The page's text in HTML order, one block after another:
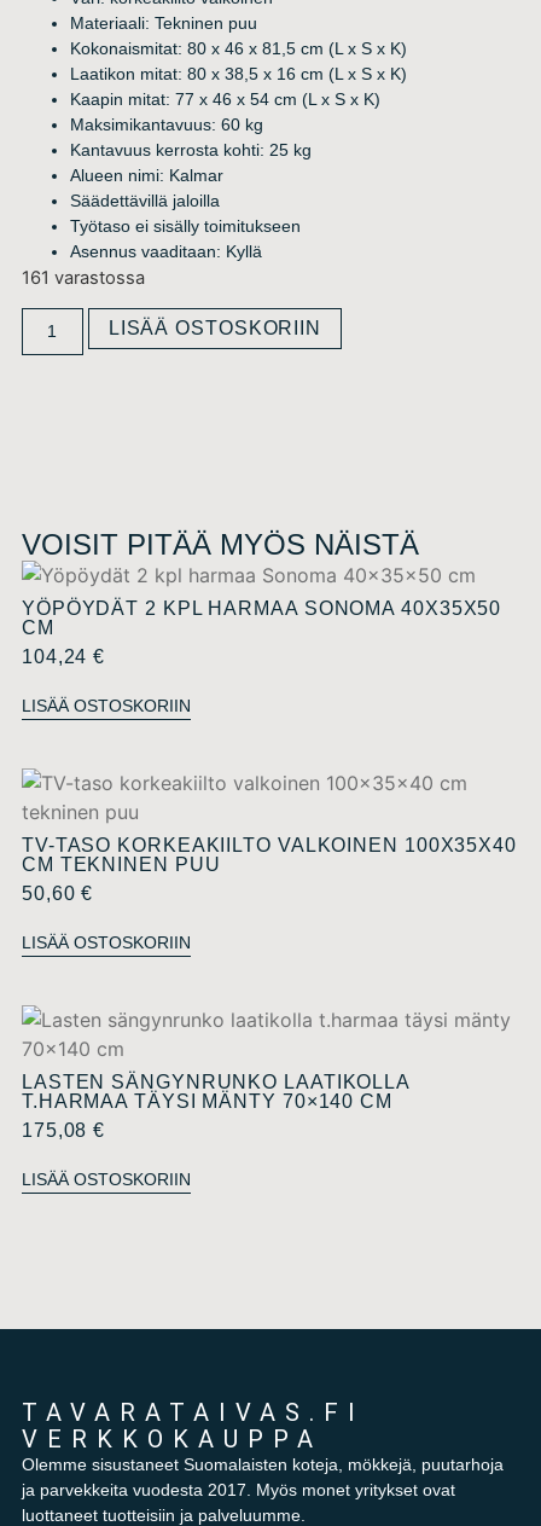
Materiaali: Tekninen puu
Kokonaismitat: 80 x 46 x 81,5 cm (L x S x K)
Laatikon mitat: 80 x 38,5 x 16 cm (L x S x K)
Kaapin mitat: 77 x 46 x 54 cm (L x S x K)
Maksimikantavuus: 60 kg
Kantavuus kerrosta kohti: 25 kg
Alueen nimi: Kalmar
Säädettävillä jaloilla
Työtaso ei sisälly toimitukseen
Asennus vaaditaan: Kyllä
161 varastossa
LISÄÄ OSTOSKORIIN
VOISIT PITÄÄ MYÖS NÄISTÄ
YÖPÖYDÄT 2 KPL HARMAA SONOMA 40X35X50
CM
104,24€
LISÄÄ OSTOSKORIIN
TV-TASO KORKEAKIILTO VALKOINEN 100X35X40
CM TEKNINEN PUU
50,60€
LISÄÄ OSTOSKORIIN
LASTEN SÄNGYNRUNKO LAATIKOLLA
T.HARMAA TÄYSI MÄNTY 70×140 CM
175,08€
LISÄÄ OSTOSKORIIN
TAVARATAIVAS.FI
VERKKOKAUPPA
Olemme sisustaneet Suomalaisten koteja, mökkejä, puutarhoja
ja parvekkeita vuodesta 2017. Myös monet yritykset ovat
luottaneet tuotteisiin ja palveluumme.